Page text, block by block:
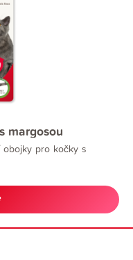
margosou
obojky pro kočky s